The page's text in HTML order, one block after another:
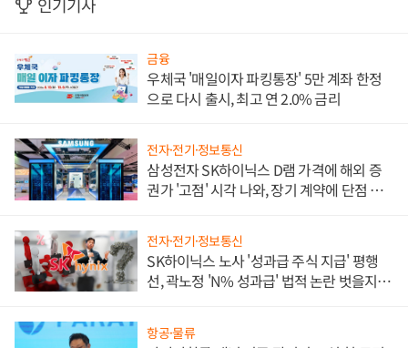
금융
우체국 '매일이자 파킹통장' 5만 계좌 한정
으로 다시 출시, 최고 연 2.0% 금리
전자·전기·정보통신
삼성전자 SK하이닉스 D램 가격에 해외 증
권가 '고점' 시각 나와, 장기 계약에 단점 부
전자·전기·정보통신
SK하이닉스 노사 '성과급 주식 지급' 평행
선, 곽노정 'N% 성과급' 법적 논란 벗을지 주
항공·물류